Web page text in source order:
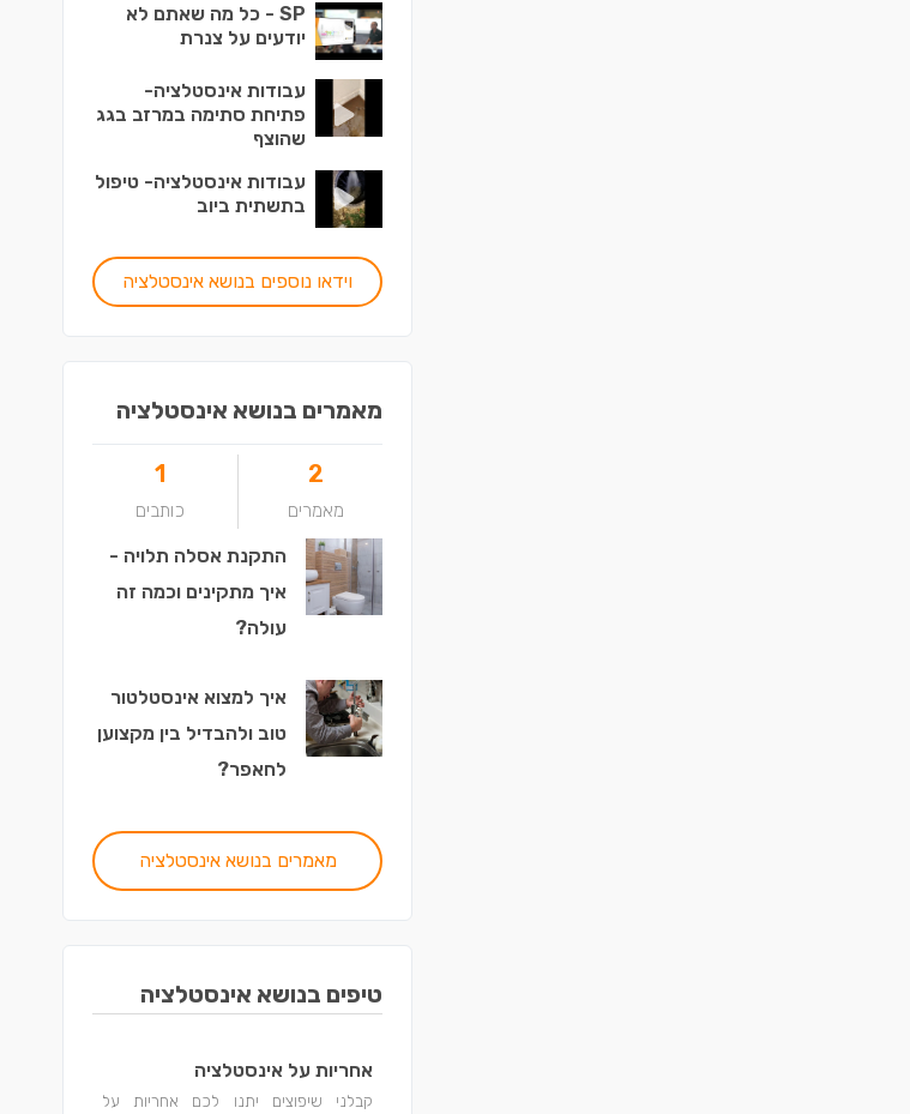
SP - כל מה שאתם לא
יודעים על צנרת
עבודות אינסטלציה-
פתיחת סתימה במרזב בגג
שהוצף
עבודות אינסטלציה- טיפול
בתשתית ביוב
וידאו נוספים בנושא אינסטלציה
מאמרים בנושא אינסטלציה
2
מאמרים
1
כותבים
התקנת אסלה תלויה -
איך מתקינים וכמה זה
עולה?
איך למצוא אינסטלטור
טוב ולהבדיל בין מקצוען
לחאפר?
מאמרים בנושא אינסטלציה
טיפים בנושא אינסטלציה
אחריות על אינסטלציה
קבלני שיפוצים יתנו לכם אחריות על